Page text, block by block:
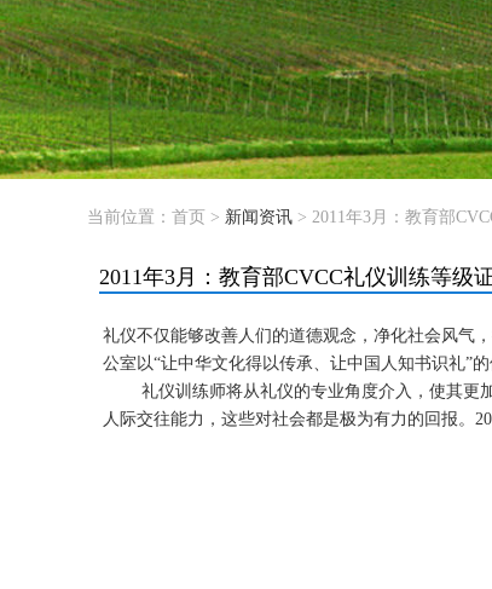
当前位置： 首页 > 新闻资讯 > 2011年3月：教育部
2011年3月：教育部CVCC礼仪训练等级
礼仪不仅能够改善人们的道德观念，净化社会风气
公室以“让中华文化得以传承、让中国人知书识礼”
礼仪训练师将从礼仪的专业角度介入，使其更加
人际交往能力，这些对社会都是极为有力的回报。